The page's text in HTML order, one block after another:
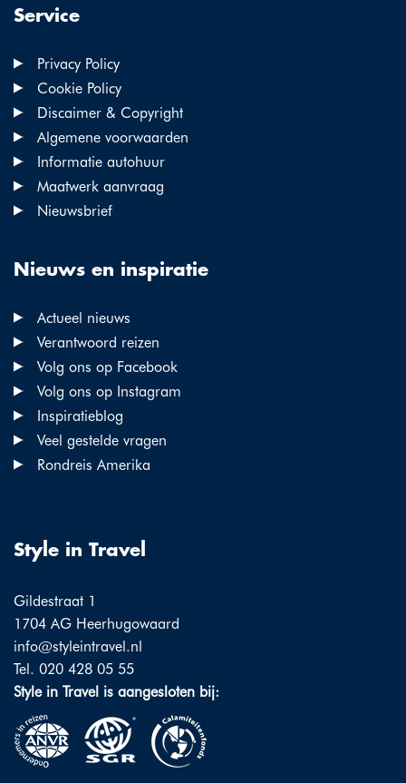
Service
Privacy Policy
Cookie Policy
Discaimer & Copyright
Algemene voorwaarden
Informatie autohuur
Maatwerk aanvraag
Nieuwsbrief
Nieuws en inspiratie
Actueel nieuws
Verantwoord reizen
Volg ons op Facebook
Volg ons op Instagram
Inspiratieblog
Veel gestelde vragen
Rondreis Amerika
Style in Travel
Gildestraat 1
1704 AG Heerhugowaard
info@styleintravel.nl
Tel. 020 428 05 55
Style in Travel is aangesloten bij: